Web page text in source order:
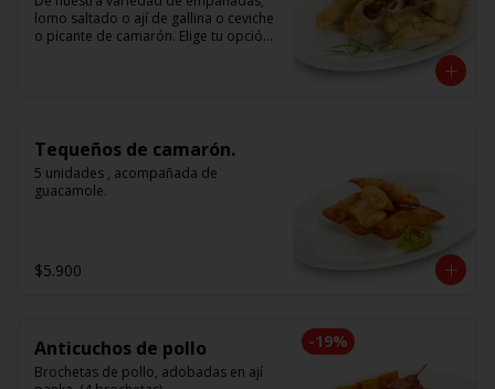
lomo saltado o ají de gallina o ceviche
o picante de camarón. Elige tu opción
Tequeños de camarón.
5 unidades , acompañada de
guacamole.
$5.900
-19%
Anticuchos de pollo
Brochetas de pollo, adobadas en ají